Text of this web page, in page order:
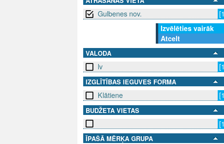
Gulbenes nov.
Izvēlēties vairāk
Atcelt
VALODA
lv
IZGLĪTĪBAS IEGUVES FORMA
Klātiene
BUDŽETA VIETAS
ĪPAŠĀ MĒRĶA GRUPA